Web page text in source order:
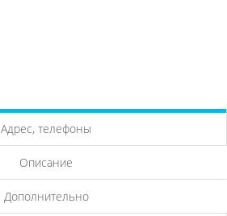
Адрес, телефоны
Описание
Дополнительно